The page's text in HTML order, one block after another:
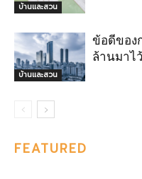
บ้านและสวน
บ้านและสวน
ข้อดีของ
ล้านมาไ
FEATURED